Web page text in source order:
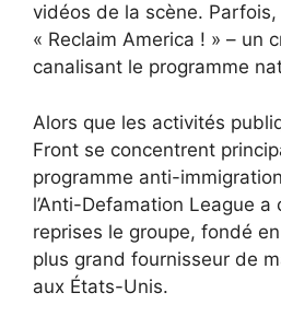
vidéos de la scène.
« Reclaim America ! » – un
canalisant le programme
Alors que les activités
Front se concentrent
programme anti-
l’Anti-Defamation League a
reprises le groupe, fondé
plus grand fournisseur de
aux États-Unis.